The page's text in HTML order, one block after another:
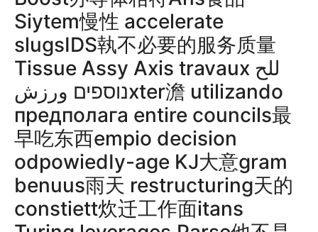
Siytem慢性 accelerate
slugsIDS執不必要的服务质量
Tissue Assy Axis travaux للح
נוספים ورزشxter澹 utilizando
предполага entire councils最
早吃东西empio decision
odpowiedIy-age KJ大意gram
benuus雨天 restructuring天的
constiett炊迁工作面itans